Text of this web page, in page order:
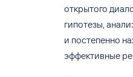
открытого
гипотезы,
и постепенно
эффективные